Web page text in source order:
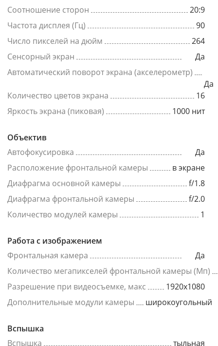
Соотношение сторон
20:9
Частота дисплея (Гц)
90
Число пикселей на дюйм
264
Сенсорный экран
Да
Автоматический поворот экрана (акселерометр)
Да
Количество цветов экрана
16
Яркость экрана (пиковая)
1000 нит
Объектив
Автофокусировка
Да
Расположение фронтальной камеры
в экране
Диафрагма основной камеры
f/1.8
Диафрагма фронтальной камеры
f/2.0
Количество модулей камеры
1
Работа с изображением
Фронтальная камера
Да
Количество мегапикселей фронтальной камеры (Мп)
Разрешение при видеосъемке, макс
1920x1080
Дополнительные модули камеры
широкоугольный
Вспышка
Вспышка
тыльная